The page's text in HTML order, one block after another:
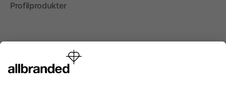
Profilprodukter
Internationellt